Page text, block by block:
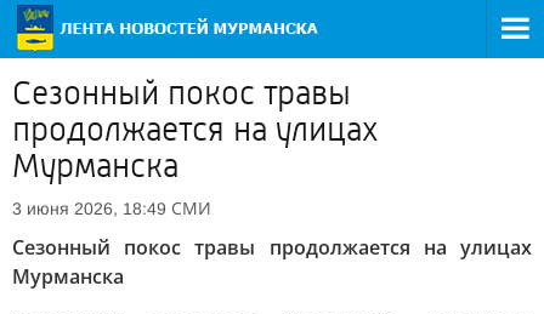
Сезонный покос травы
продолжается на улицах
Мурманска
3 июня 2026, 18:49 СМИ
Сезонный покос травы продолжается на улицах
Мурманска